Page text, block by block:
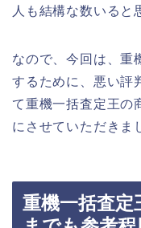
人も結構な数いると
なので、今回は、重
するために、悪い評
て重機一括査定王の
にさせていただきま
重機一括査定